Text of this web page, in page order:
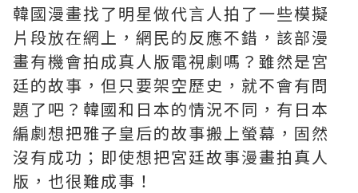
韓國漫畫找了明星做代言人拍了一些模擬
片段放在網上，網民的反應不錯，該部漫
畫有機會拍成真人版電視劇嗎？雖然是宮
廷的故事，但只要架空歷史，就不會有問
題了吧？韓國和日本的情況不同，有日本
編劇想把雅子皇后的故事搬上螢幕，固然
沒有成功；即使想把宮廷故事漫畫拍真人
版，也很難成事！